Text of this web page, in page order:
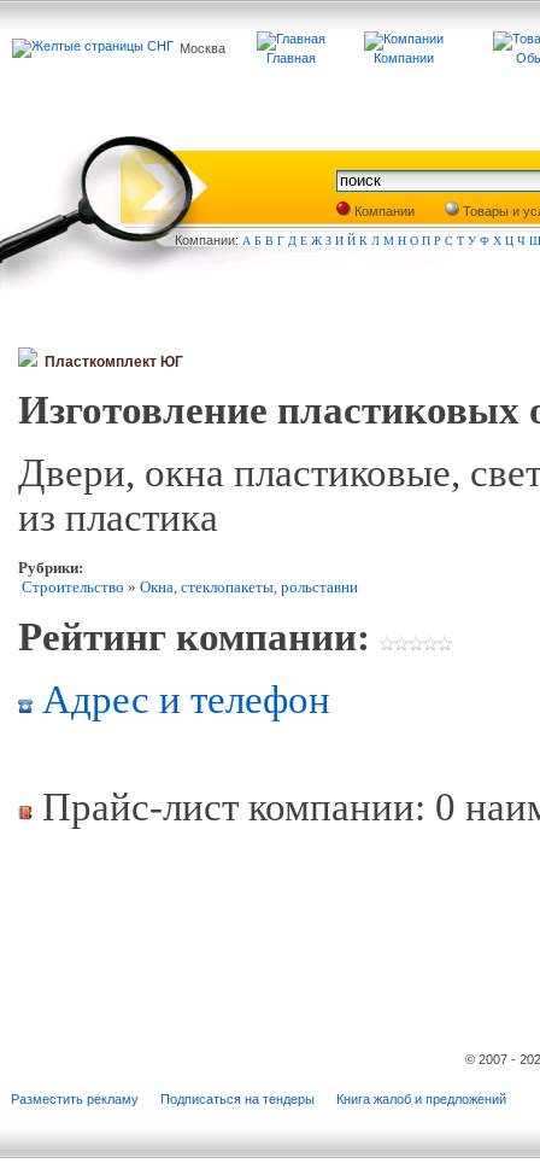
Москва
Главная Компании
Компании
Товары и
Компании: А Б В Г Д Е Ж З И Й К Л М Н О П Р С Т У Ф Х Ц Ч Ш
Пласткомплект ЮГ
Изготовление пластиковых
Двери, окна пластиковые,
из пластика
Рубрики:
Строительство » Окна, стеклопакеты, рольставни
Рейтинг компании:
Адрес и телефон
Прайс-лист компании: 0
© 2007 -
Разместить рекламу Подписаться на тендеры Книга жалоб и предложений